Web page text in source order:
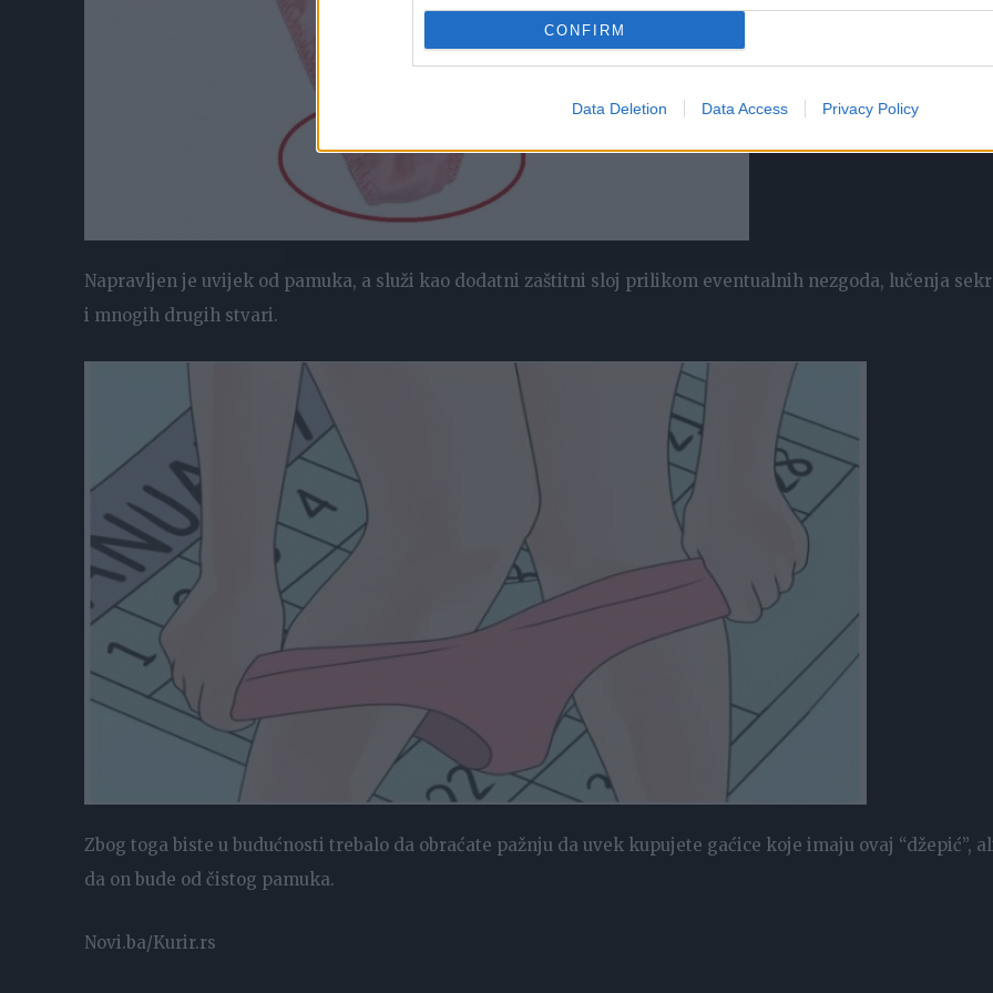
CONFIRM
Data Deletion Data Access Privacy Policy
Napravljen je uvijek od pamuka, a služi kao dodatni zaštitni sloj prilikom eventualnih nezgoda, lučenja
i mnogih drugih stvari.
Zbog toga biste u budućnosti trebalo da obraćate pažnju da uvek kupujete gaćice koje imaju ovaj “džepić”,
da on bude od čistog pamuka.
Novi.ba/Kurir.rs